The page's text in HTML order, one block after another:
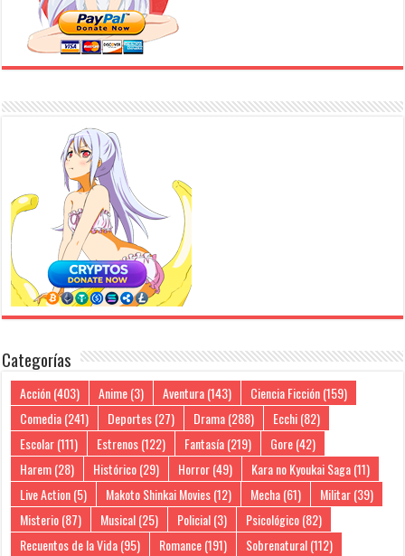
Categorías
Acción(403) Anime(3) Aventura(143) Ciencia Ficción(159)
Comedia(241) Deportes(27) Drama(288) Ecchi(82)
Escolar(111) Estrenos(122) Fantasía(219) Gore(42)
Harem(28) Histórico(29) Horror(49) Kara no Kyoukai Saga(11)
Live Action(5) Makoto Shinkai Movies(12) Mecha(61) Militar(39)
Misterio(87) Musical(25) Policial(3) Psicológico(82)
Recuentos de la Vida(95) Romance(191) Sobrenatural(112)